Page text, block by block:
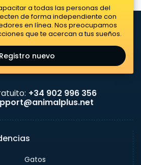
a todas las personas del
de forma independiente con
en línea. Nos preocupamos
que te acercan a tus sueños.
Registro nuevo
+34 902 996 356
Gatos